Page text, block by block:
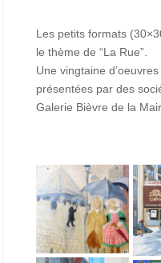
Les petits formats
le thème de “La Rue”.
Une vingtaine
présentées par des
Galerie Bièvre de la